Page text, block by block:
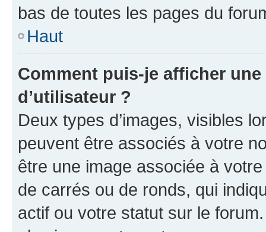
bas de toutes les pages du
Haut
Comment puis-je afficher
d’utilisateur ?
Deux types d’images, visibles
peuvent être associés à votre
être une image associée à
de carrés ou de ronds, qui
actif ou votre statut sur le